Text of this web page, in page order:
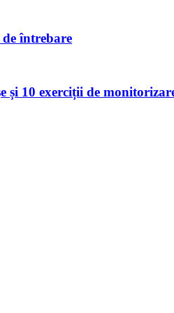
întrebare
și 10 exerciții de